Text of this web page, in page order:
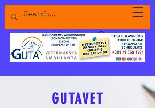
GUTAVET